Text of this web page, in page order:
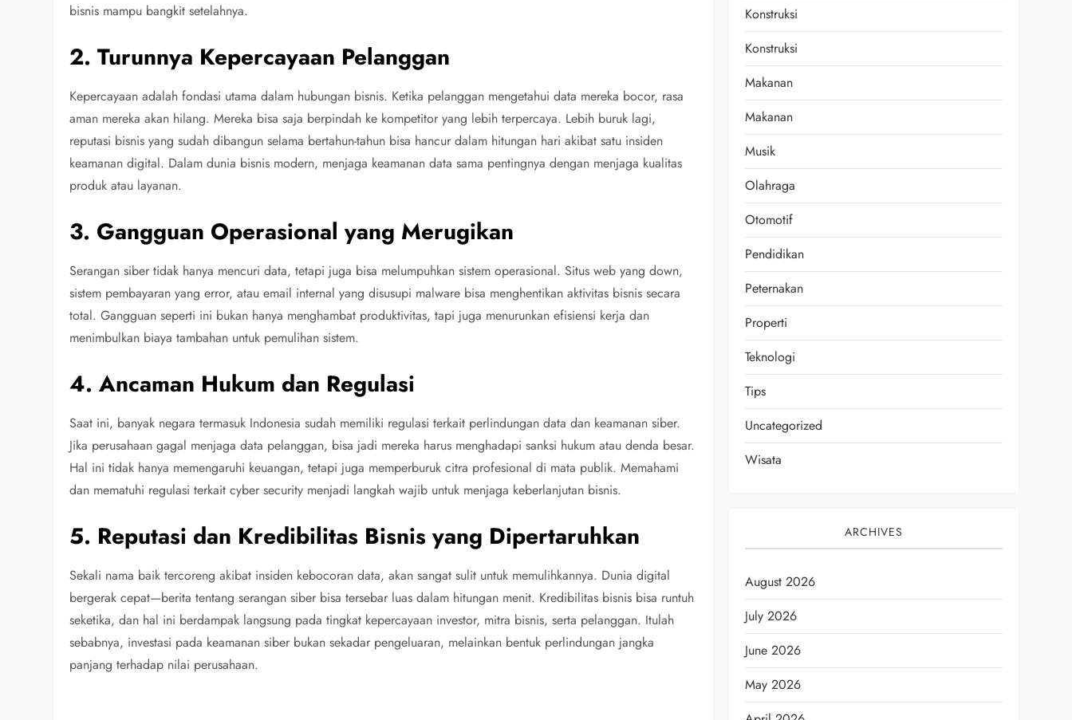
bisnis mampu bangkit setelahnya.
2. Turunnya Kepercayaan Pelanggan
Kepercayaan adalah fondasi utama dalam hubungan bisnis. Ketika pelanggan mengetahui data mereka bocor, rasa
aman mereka akan hilang. Mereka bisa saja berpindah ke kompetitor yang lebih terpercaya. Lebih buruk lagi,
reputasi bisnis yang sudah dibangun selama bertahun-tahun bisa hancur dalam hitungan hari akibat satu insiden
keamanan digital. Dalam dunia bisnis modern, menjaga keamanan data sama pentingnya dengan menjaga kualitas
produk atau layanan.
3. Gangguan Operasional yang Merugikan
Serangan siber tidak hanya mencuri data, tetapi juga bisa melumpuhkan sistem operasional. Situs web yang down,
sistem pembayaran yang error, atau email internal yang disusupi malware bisa menghentikan aktivitas bisnis secara
total. Gangguan seperti ini bukan hanya menghambat produktivitas, tapi juga menurunkan efisiensi kerja dan
menimbulkan biaya tambahan untuk pemulihan sistem.
4. Ancaman Hukum dan Regulasi
Saat ini, banyak negara termasuk Indonesia sudah memiliki regulasi terkait perlindungan data dan keamanan siber.
Jika perusahaan gagal menjaga data pelanggan, bisa jadi mereka harus menghadapi sanksi hukum atau denda besar.
Hal ini tidak hanya memengaruhi keuangan, tetapi juga memperburuk citra profesional di mata publik. Memahami
dan mematuhi regulasi terkait cyber security menjadi langkah wajib untuk menjaga keberlanjutan bisnis.
5. Reputasi dan Kredibilitas Bisnis yang Dipertaruhkan
Sekali nama baik tercoreng akibat insiden kebocoran data, akan sangat sulit untuk memulihkannya. Dunia digital
bergerak cepat—berita tentang serangan siber bisa tersebar luas dalam hitungan menit. Kredibilitas bisnis bisa runtuh
seketika, dan hal ini berdampak langsung pada tingkat kepercayaan investor, mitra bisnis, serta pelanggan. Itulah
sebabnya, investasi pada keamanan siber bukan sekadar pengeluaran, melainkan bentuk perlindungan jangka
panjang terhadap nilai perusahaan.
Konstruksi
Konstruksi
Makanan
Makanan
Musik
Olahraga
Otomotif
Pendidikan
Peternakan
Properti
Teknologi
Tips
Uncategorized
Wisata
ARCHIVES
August 2026
July 2026
June 2026
May 2026